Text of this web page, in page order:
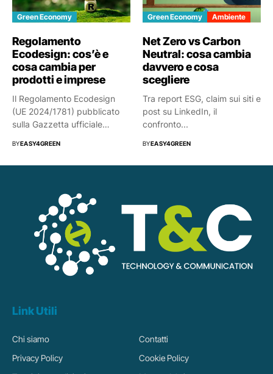
Green Economy
Regolamento
Ecodesign: cos’è e
cosa cambia per
prodotti e imprese
Il Regolamento Ecodesign
(UE 2024/1781) pubblicato
sulla Gazzetta ufficiale
BYEASY4GREEN
Green Economy Ambiente
Net Zero vs Carbon
Neutral: cosa cambia
davvero e cosa
scegliere
Tra report ESG, claim sui siti e
post su LinkedIn, il
confronto...
BYEASY4GREEN
Link Utili
Chi siamo
Contatti
Privacy Policy
Cookie Policy